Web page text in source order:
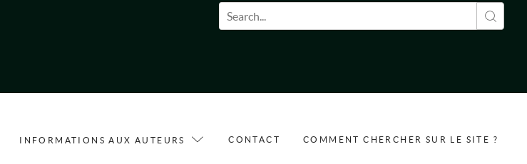
Formulaire de recherche
INFORMATIONS AUX AUTEURS CONTACT COMMENT CHERCHER SUR LE SITE ?